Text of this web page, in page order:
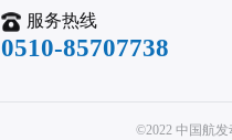
服务热线
0510-85707738
©2022 中国航发